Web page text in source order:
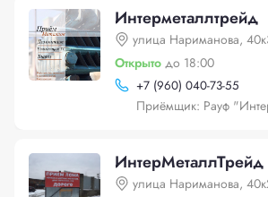
Интерметаллтрейд
улица Нариманова,
Открыто до 18:00
+7 (960) 040-73-55
Приёмщик: Рауф
ИнтерМеталлТрейд
улица Нариманова,